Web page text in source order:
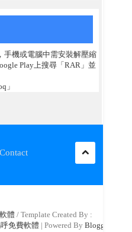
手機或電腦中需安裝解壓縮
Play上搜尋「RAR」並
」
Contact
體 / Template Created By :
免費軟體 | Powered By Blogger